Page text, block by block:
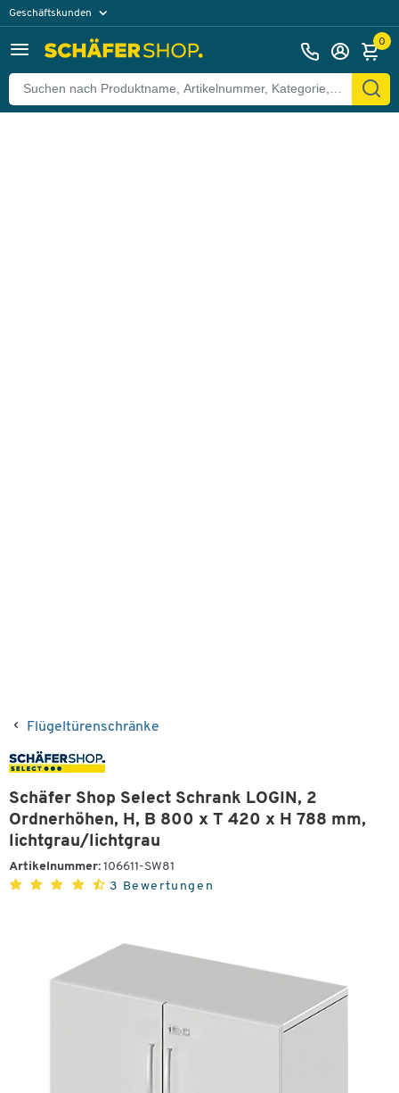
Geschäftskunden
0
Flügeltürenschränke
Schäfer Shop Select Schrank LOGIN, 2
Ordnerhöhen, H, B 800 x T 420 x H 788 mm,
lichtgrau/lichtgrau
Artikelnummer: 106611-SW81
3 Bewertungen
Zurück